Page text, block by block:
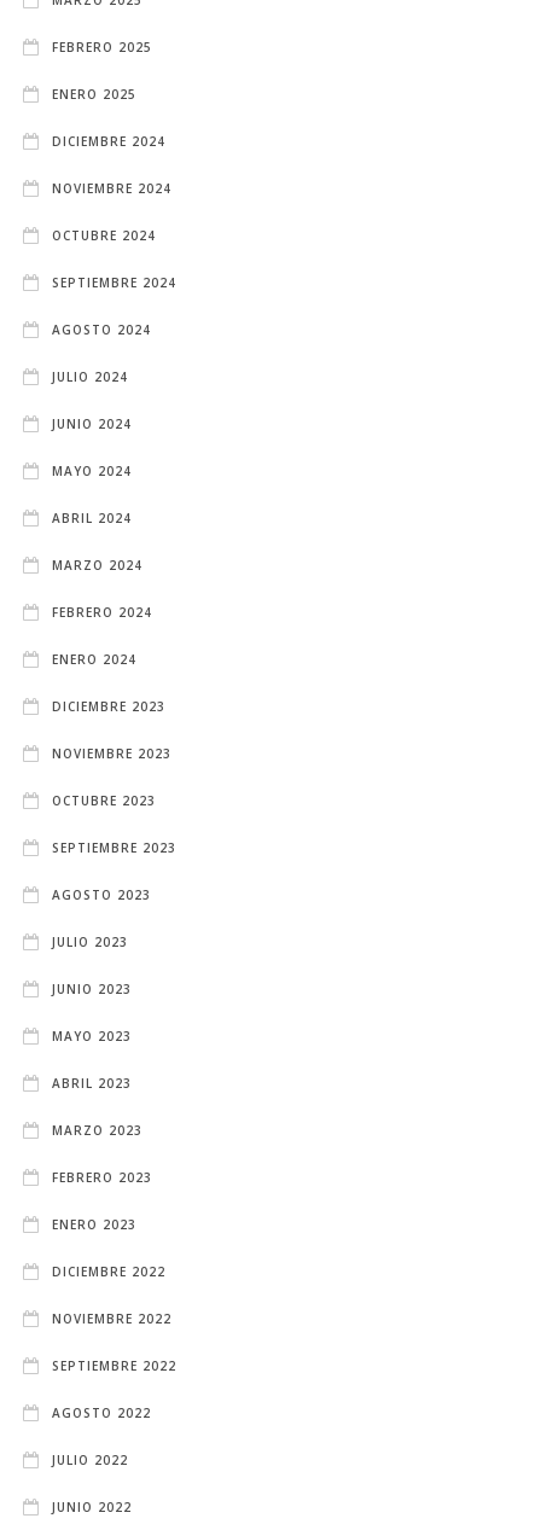
FEBRERO 2025
ENERO 2025
DICIEMBRE 2024
NOVIEMBRE 2024
OCTUBRE 2024
SEPTIEMBRE 2024
AGOSTO 2024
JULIO 2024
JUNIO 2024
MAYO 2024
ABRIL 2024
MARZO 2024
FEBRERO 2024
ENERO 2024
DICIEMBRE 2023
NOVIEMBRE 2023
OCTUBRE 2023
SEPTIEMBRE 2023
AGOSTO 2023
JULIO 2023
JUNIO 2023
MAYO 2023
ABRIL 2023
MARZO 2023
FEBRERO 2023
ENERO 2023
DICIEMBRE 2022
NOVIEMBRE 2022
SEPTIEMBRE 2022
AGOSTO 2022
JULIO 2022
JUNIO 2022